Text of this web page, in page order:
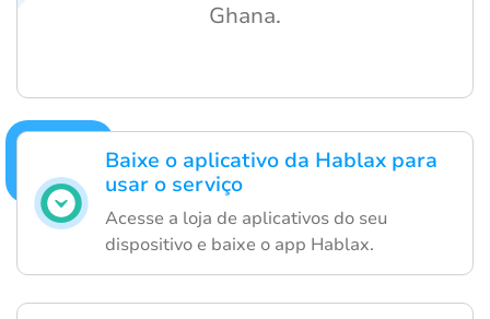
Baixe o aplicativo da Hablax para
usar o serviço
Acesse a loja de aplicativos do seu
dispositivo e baixe o app Hablax.
Ghana.